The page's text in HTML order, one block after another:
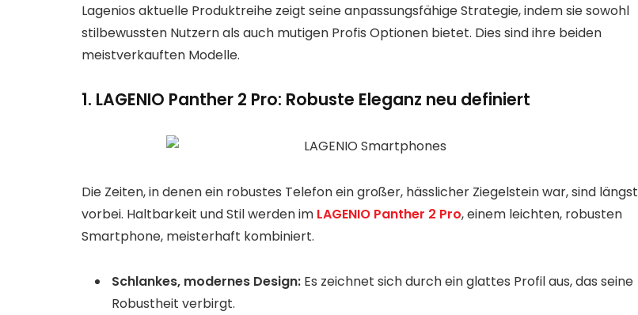
Lagenios aktuelle Produktreihe zeigt seine anpassungsfähige Strategie, indem sie sowohl
stilbewussten Nutzern als auch mutigen Profis Optionen bietet. Dies sind ihre beiden
meistverkauften Modelle.
1. LAGENIO Panther 2 Pro: Robuste Eleganz neu definiert
Die Zeiten, in denen ein robustes Telefon ein großer, hässlicher Ziegelstein war, sind längst
vorbei. Haltbarkeit und Stil werden im LAGENIO Panther 2 Pro, einem leichten, robusten
Smartphone, meisterhaft kombiniert.
Schlankes, modernes Design: Es zeichnet sich durch ein glattes Profil aus, das seine
Robustheit verbirgt.